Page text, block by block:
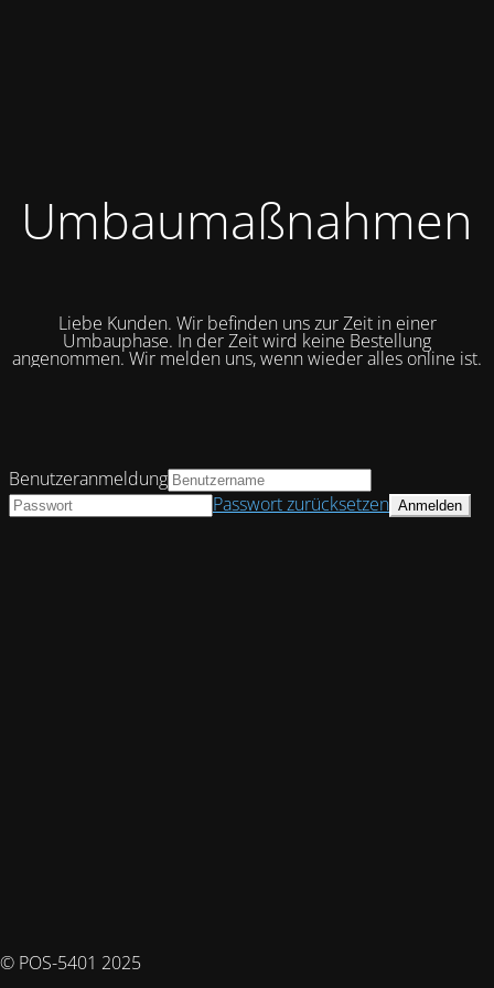
Umbaumaßnahmen
Liebe Kunden. Wir befinden uns zur Zeit in einer
Umbauphase. In der Zeit wird keine Bestellung
angenommen. Wir melden uns, wenn wieder alles online ist.
© POS-5401 2025
Benutzeranmeldung
Passwort zurücksetzen